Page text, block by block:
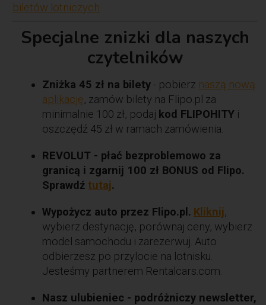
biletów lotniczych
Specjalne znizki dla naszych
czytelników
Zniżka 45 zł na bilety - pobierz naszą nową
aplikację, zamów bilety na Flipo.pl za
minimalnie 100 zł, podaj kod FLIPOHITY i
oszczędź 45 zł w ramach zamówienia.
REVOLUT - płać bezproblemowo za
granicą i zgarnij 100 zł BONUS od Flipo.
Sprawdźtutaj.
Wypożycz auto przez Flipo.pl. Kliknij,
wybierz destynację, porównaj ceny, wybierz
model samochodu i zarezerwuj. Auto
odbierzesz po przylocie na lotnisku.
Jesteśmy partnerem Rentalcars.com.
Nasz ulubieniec - podróżniczy newsletter,